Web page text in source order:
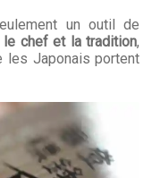
un outil de
le chef et la tradition,
les Japonais portent